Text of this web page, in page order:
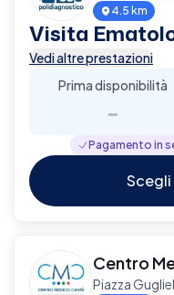
4.5 km
Visita
Vedi altre prestazioni
Prima disponibilità
-
Pagamento in
Scegli
Centro
Piazza